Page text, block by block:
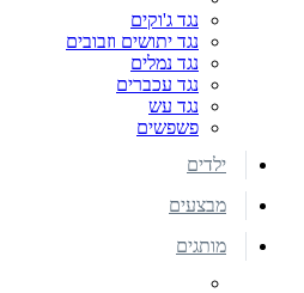
נגד ג'וקים
נגד יתושים וזבובים
נגד נמלים
נגד עכברים
נגד עש
פשפשים
ילדים
מבצעים
מותגים